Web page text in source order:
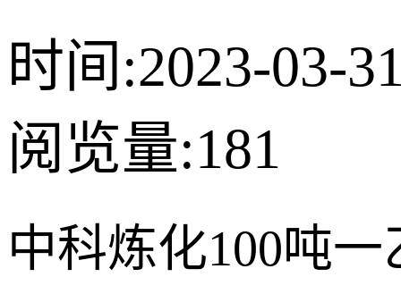
时间:2023-03-
阅览量:181
中科炼化100吨